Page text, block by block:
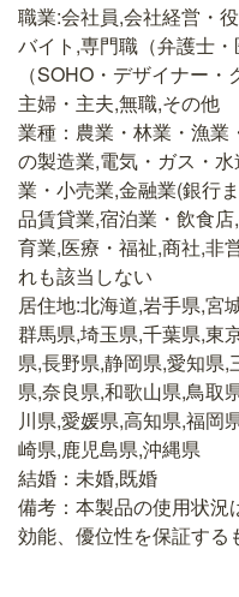
職業:会社員,会社経営・
バイト,専門職（弁護士
（SOHO・デザイナー
主婦・主夫,無職,その他
業種：農業・林業・漁業
の製造業,電気・ガス・
業・小売業,金融業(銀行
品賃貸業,宿泊業・飲食
育業,医療・福祉,商社,非
れも該当しない
居住地:北海道,岩手県,宮
群馬県,埼玉県,千葉県,東
県,長野県,静岡県,愛知県
県,奈良県,和歌山県,鳥取
川県,愛媛県,高知県,福岡
崎県,鹿児島県,沖縄県
結婚：未婚,既婚
備考：本製品の使用状況
効能、優位性を保証する